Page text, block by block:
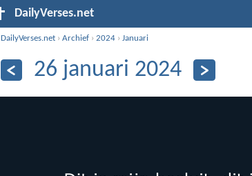
DailyVerses.net
DailyVerses.net ›Archief ›2024 ›Januari
26 januari 2024